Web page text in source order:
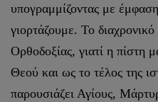
υπογραμμίζοντας με
γιορτάζουμε. Το
Ορθοδοξίας, γιατί η πίστη
Θεού και ως το τέλος της
παρουσιάζει Αγίους,